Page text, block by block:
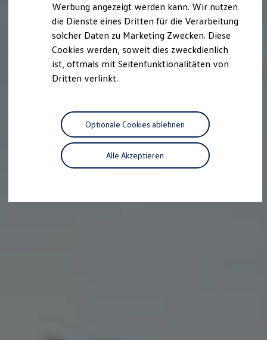
Autonomes Fahren
Mehr zum ID. Buzz
Online Beratung
California Club
California Magazin & Ratgeber
Vanlife
California App
California Lifestyle & Zubehör
Übernachten im California
Unternehmen
Karriere
Nachhaltigkeit
Werbung angezeigt werden kann. Wir nutzen
die Dienste eines Dritten für die Verarbeitung
solcher Daten zu Marketing Zwecken. Diese
Cookies werden, soweit dies zweckdienlich
ist, oftmals mit Seitenfunktionalitäten von
Dritten verlinkt.
Alle Akzeptieren
Optionale Cookies ablehnen